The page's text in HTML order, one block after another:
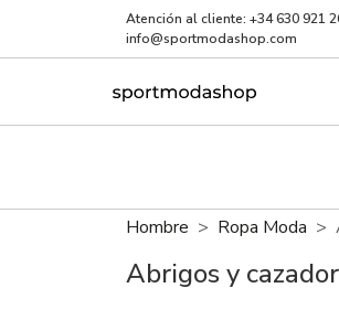
Atención al cliente: +34 630 921
info@sportmodashop.com
Hombre Ropa Moda
Abrigos y